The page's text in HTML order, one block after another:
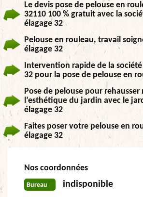
Le devis pose de pelouse en
32110 100 % gratuit avec la
élagage 32
Pelouse en rouleau, travail
élagage 32
Intervention rapide de la société
32 pour la pose de pelouse en
Pose de pelouse pour
l’esthétique du jardin avec le
élagage 32
Faites poser votre pelouse en
élagage 32
Nos coordonnées
Bureau indisponible